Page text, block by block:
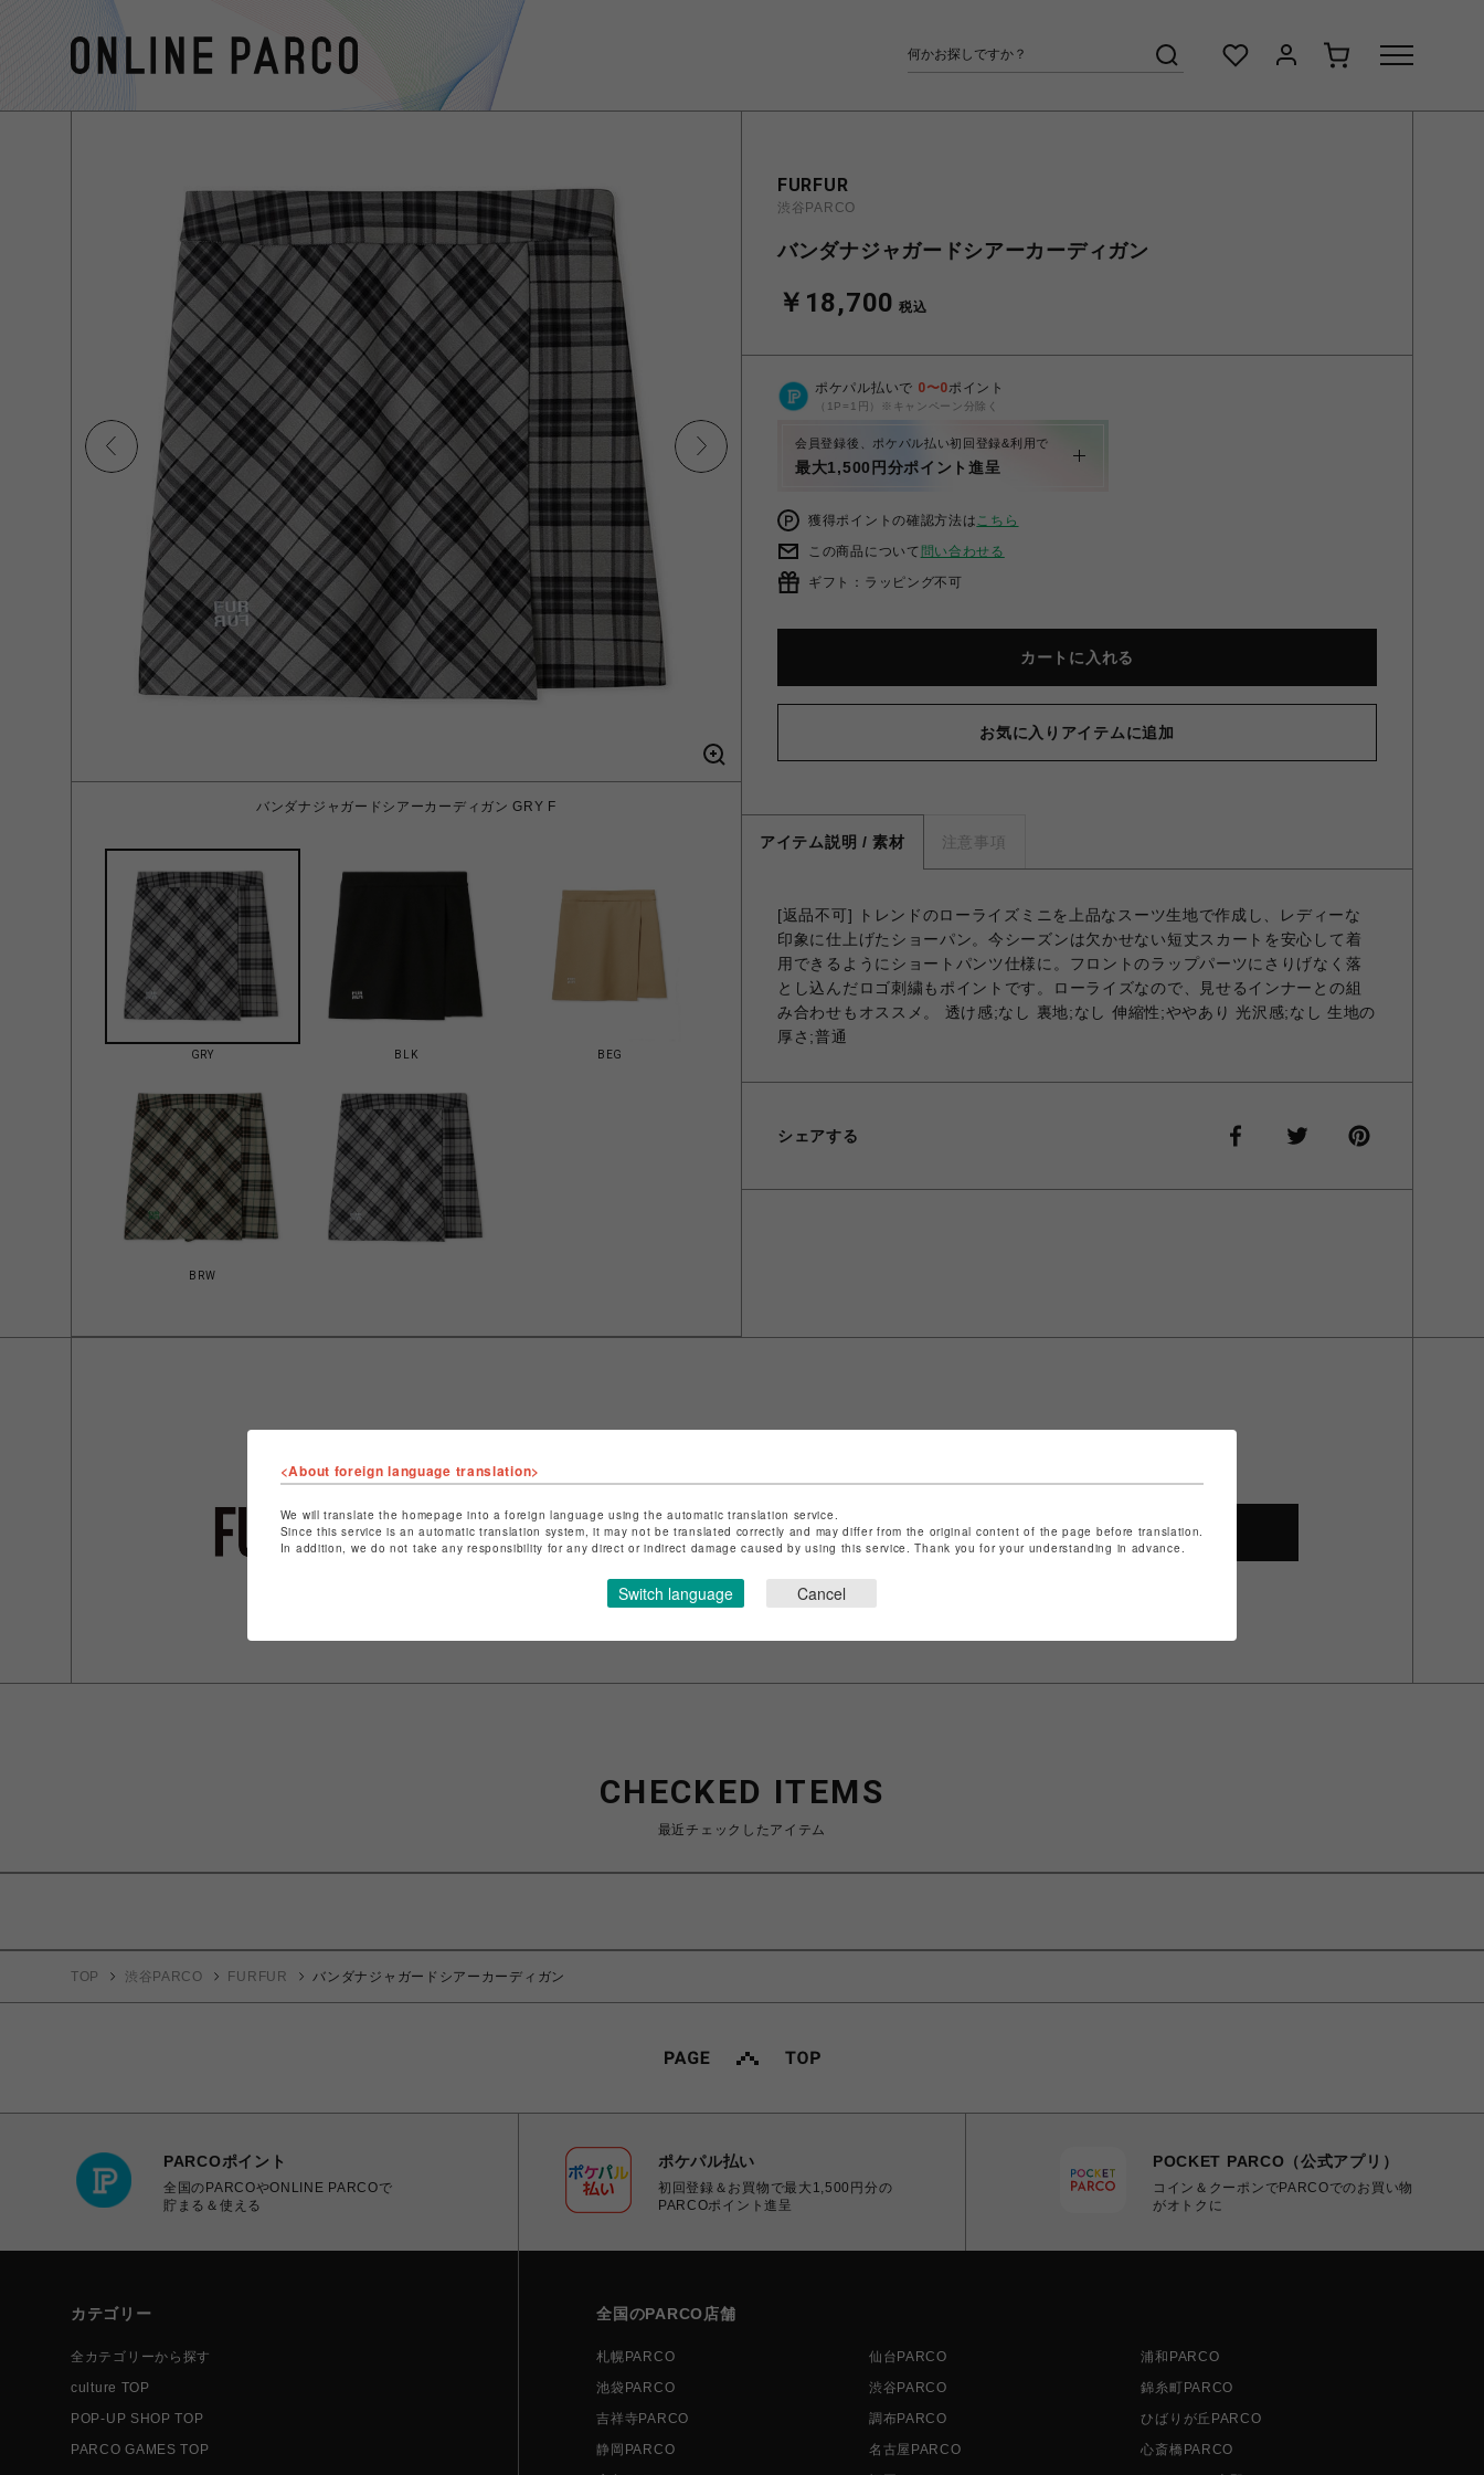
バンダナジャガードシアーカーディガン GRY F
GRY BLK BEG
BRW
FURFUR
渋谷PARCO
バンダナジャガードシアーカーディガン
￥18,700 税込
ポケパル払いで 0〜0ポイント
（1P=1円）※キャンペーン分除く
会員登録後、ポケパル払い初回登録&利用で
最大1,500円分ポイント進呈
獲得ポイントの確認方法はこちら
この商品について 問い合わせる
ギフト：ラッピング不可
カートに入れる
お気に入りアイテムに追加
アイテム説明 / 素材 注意事項
[返品不可] トレンドのローライズミニを上品なスーツ生地で作成し、レディーな
印象に仕上げたショーパン。今シーズンは欠かせない短丈スカートを安心して着
用できるようにショートパンツ仕様に。フロントのラップパーツにさりげなく落
とし込んだロゴ刺繍もポイントです。ローライズなので、見せるインナーとの組
み合わせもオススメ。 透け感;なし 裏地;なし 伸縮性;ややあり 光沢感;なし 生地の
厚さ;普通
シェアする
ショップ名
FURFUR
店舗名
渋谷PARCO
特定商取引法など法令に基づく表記はこちら
ショップお問い合わせはこちら
SHOP TOP
CHECKED ITEMS
最近チェックしたアイテム
TOP 渋谷PARCO FURFUR バンダナジャガードシアーカーディガン
PARCOポイント
全国のPARCOやONLINE PARCOで
貯まる＆使える
ポケパル払い
初回登録＆お買物で最大1,500円分の
PARCOポイント進呈
POCKET PARCO（公式アプリ）
コイン＆クーポンでPARCOでのお買い物
がオトクに
カテゴリー
全カテゴリーから探す
culture TOP
POP-UP SHOP TOP
PARCO GAMES TOP
全国のPARCO店舗
札幌PARCO 仙台PARCO
浦和PARCO
池袋PARCO
渋谷PARCO
錦糸町PARCO
吉祥寺PARCO
調布PARCO
ひばりが丘PARCO
静岡PARCO
名古屋PARCO
心斎橋PARCO
<About foreign language translation>
We will translate the homepage into a foreign language using the automatic translation service.
Since this service is an automatic translation system, it may not be translated correctly and may differ from the original content of the page before translation.
In addition, we do not take any responsibility for any direct or indirect damage caused by using this service. Thank you for your understanding in advance.
Switch language Cancel